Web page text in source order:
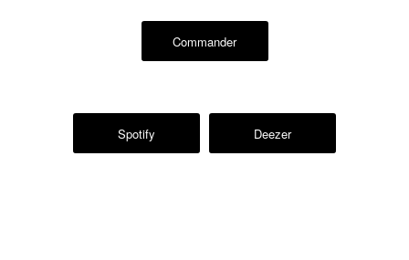
Commander
Spotify Deezer